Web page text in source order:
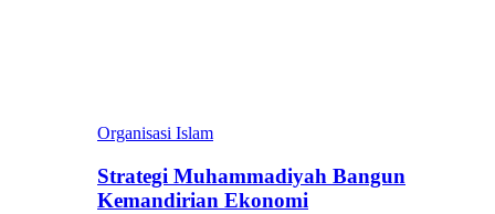
Organisasi Islam
Strategi Muhammadiyah Bangun
Kemandirian Ekonomi